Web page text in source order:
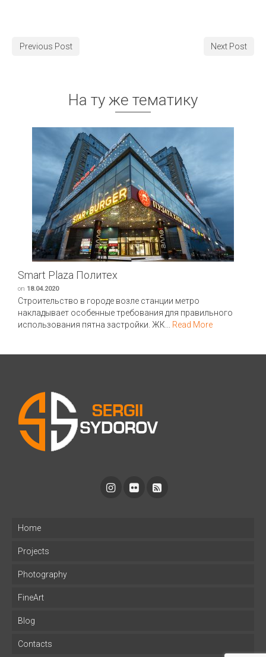
Previous Post Next Post
На ту же тематику
Smart Plaza Политех
on 18.04.2020
Строительство в городе возле станции метро
накладывает особенные требования для правильного
использования пятна застройки. ЖК... Read More
Home
Projects
Photography
FineArt
Blog
Contacts